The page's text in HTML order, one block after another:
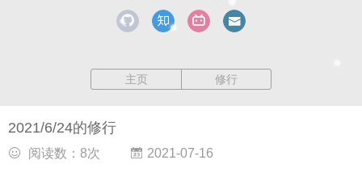
主页 修行
2021/6/24的修行
阅读数： 8次 2021-07-16